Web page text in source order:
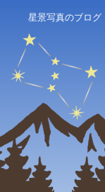
星景写真のブログ